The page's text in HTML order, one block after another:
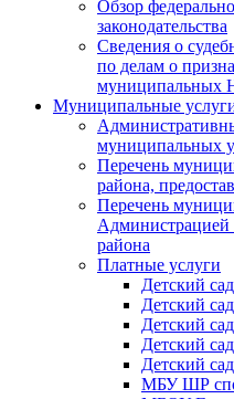
Обзор
законодательства
Сведения о
по делам о
муниципальных
Муниципальные
муниципальных
Перечень
района,
Перечень
Администрацией
района
Платные услуги
Детский
Детский
Детский
Детский
Детский
МБУ ШР